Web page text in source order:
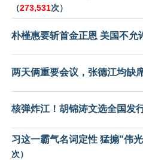
（273,531次）
朴槿惠要斩首金正恩 美国不允
两天俩重要会议，张德江均缺
核弹炸江！胡锦涛文选全国发
习这一霸气名词定性 猛搧"伟
次）